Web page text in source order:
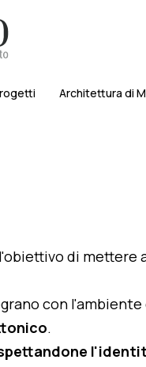
Architettura di
di
con
.